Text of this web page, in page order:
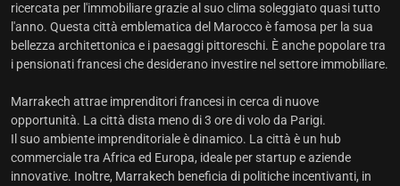
ricercata per l'immobiliare grazie al suo clima soleggiato quasi tutto
l'anno. Questa città emblematica del Marocco è famosa per la sua
bellezza architettonica e i paesaggi pittoreschi. È anche popolare tra
i pensionati francesi che desiderano investire nel settore immobiliare.
Marrakech attrae imprenditori francesi in cerca di nuove
opportunità. La città dista meno di 3 ore di volo da Parigi.
Il suo ambiente imprenditoriale è dinamico. La città è un hub
commerciale tra Africa ed Europa, ideale per startup e aziende
innovative. Inoltre, Marrakech beneficia di politiche incentivanti, in